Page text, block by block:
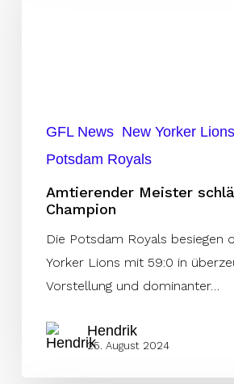
GFL News New Yorker Lions
Potsdam Royals
Amtierender Meister
Champion
Die Potsdam Royals besiegen
Yorker Lions mit 59:0 in
Vorstellung und dominanter…
Hendrik
25. August 2024